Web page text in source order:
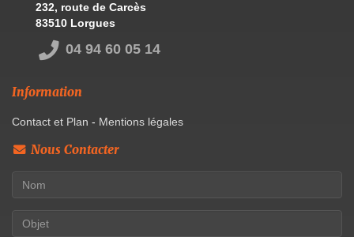
232, route de Carcès
83510 Lorgues
04 94 60 05 14
Information
Contact et Plan - Mentions légales
Nous Contacter